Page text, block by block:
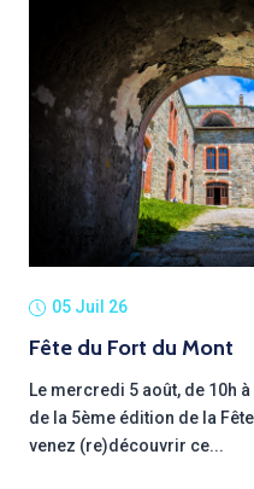
05 Juil 26
Fête du Fort du Mont
Le mercredi 5 août, de 10h à
de la 5ème édition de la
venez (re)découvrir ce...